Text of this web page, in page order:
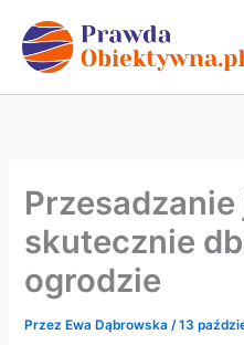
treści
skutecznie
ogrodzie
Przez Ewa Dąbrowska/13